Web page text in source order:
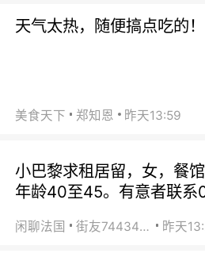
天气太热，随便搞点吃的！
美食天下 郑知恩 昨天13:59
小巴黎求租居留，女，餐
年龄40至45。有意者联
闲聊法国 街友74434350 昨天